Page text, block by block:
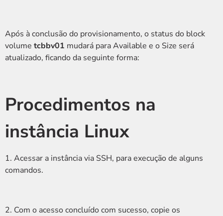
Após à conclusão do provisionamento, o status do block
volume tcbbv01 mudará para Available e o Size será
atualizado, ficando da seguinte forma:
Procedimentos na
instância Linux
1. Acessar a instância via SSH, para execução de alguns
comandos.
2. Com o acesso concluído com sucesso, copie os